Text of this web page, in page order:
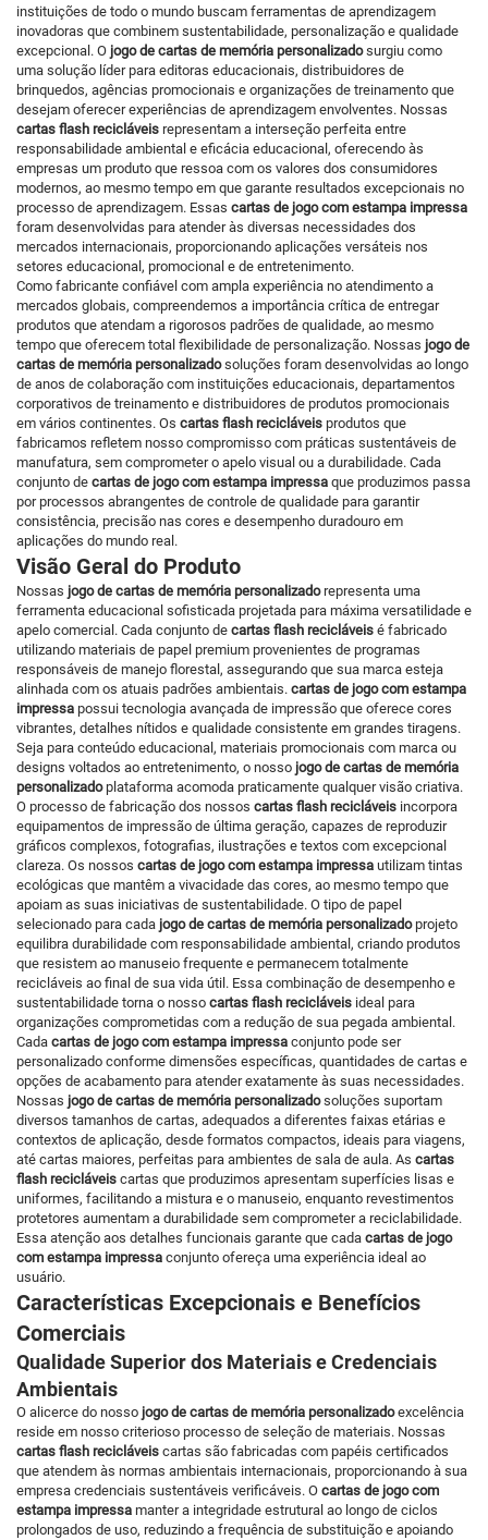
instituições de todo o mundo buscam ferramentas de aprendizagem
inovadoras que combinem sustentabilidade, personalização e qualidade
excepcional. O jogo de cartas de memória personalizadosurgiu como
uma solução líder para editoras educacionais, distribuidores de
brinquedos, agências promocionais e organizações de treinamento que
desejam oferecer experiências de aprendizagem envolventes. Nossas
cartas flash recicláveis representam a interseção perfeita entre
responsabilidade ambiental e eficácia educacional, oferecendo às
empresas um produto que ressoa com os valores dos consumidores
modernos, ao mesmo tempo em que garante resultados excepcionais no
processo de aprendizagem. Essas cartas de jogo com estampa impressa
foram desenvolvidas para atender às diversas necessidades dos
mercados internacionais, proporcionando aplicações versáteis nos
setores educacional, promocional e de entretenimento.
Como fabricante confiável com ampla experiência no atendimento a
mercados globais, compreendemos a importância crítica de entregar
produtos que atendam a rigorosos padrões de qualidade, ao mesmo
tempo que oferecem total flexibilidade de personalização. Nossas jogo de
cartas de memória personalizadosoluções foram desenvolvidas ao longo
de anos de colaboração com instituições educacionais, departamentos
corporativos de treinamento e distribuidores de produtos promocionais
em vários continentes. Os cartas flash recicláveis produtos que
fabricamos refletem nosso compromisso com práticas sustentáveis de
manufatura, sem comprometer o apelo visual ou a durabilidade. Cada
conjunto de cartas de jogo com estampa impressa que produzimos passa
por processos abrangentes de controle de qualidade para garantir
consistência, precisão nas cores e desempenho duradouro em
aplicações do mundo real.
Visão Geral do Produto
Nossas jogo de cartas de memória personalizado representa uma
ferramenta educacional sofisticada projetada para máxima versatilidade e
apelo comercial. Cada conjunto de cartas flash recicláveis é fabricado
utilizando materiais de papel premium provenientes de programas
responsáveis de manejo florestal, assegurando que sua marca esteja
alinhada com os atuais padrões ambientais. cartas de jogo com estampa
impressa possui tecnologia avançada de impressão que oferece cores
vibrantes, detalhes nítidos e qualidade consistente em grandes tiragens.
Seja para conteúdo educacional, materiais promocionais com marca ou
designs voltados ao entretenimento, o nosso jogo de cartas de memória
personalizado plataforma acomoda praticamente qualquer visão criativa.
O processo de fabricação dos nossos cartas flash recicláveis incorpora
equipamentos de impressão de última geração, capazes de reproduzir
gráficos complexos, fotografias, ilustrações e textos com excepcional
clareza. Os nossos cartas de jogo com estampa impressa utilizam tintas
ecológicas que mantêm a vivacidade das cores, ao mesmo tempo que
apoiam as suas iniciativas de sustentabilidade. O tipo de papel
selecionado para cada jogo de cartas de memória personalizado projeto
equilibra durabilidade com responsabilidade ambiental, criando produtos
que resistem ao manuseio frequente e permanecem totalmente
recicláveis ao final de sua vida útil. Essa combinação de desempenho e
sustentabilidade torna o nosso cartas flash recicláveis ideal para
organizações comprometidas com a redução de sua pegada ambiental.
Cada cartas de jogo com estampa impressa conjunto pode ser
personalizado conforme dimensões específicas, quantidades de cartas e
opções de acabamento para atender exatamente às suas necessidades.
Nossas jogo de cartas de memória personalizadosoluções suportam
diversos tamanhos de cartas, adequados a diferentes faixas etárias e
contextos de aplicação, desde formatos compactos, ideais para viagens,
até cartas maiores, perfeitas para ambientes de sala de aula. As cartas
flash recicláveis cartas que produzimos apresentam superfícies lisas e
uniformes, facilitando a mistura e o manuseio, enquanto revestimentos
protetores aumentam a durabilidade sem comprometer a reciclabilidade.
Essa atenção aos detalhes funcionais garante que cada cartas de jogo
com estampa impressa conjunto ofereça uma experiência ideal ao
usuário.
Características Excepcionais e Benefícios
Comerciais
Qualidade Superior dos Materiais e Credenciais
Ambientais
O alicerce do nosso jogo de cartas de memória personalizadoexcelência
reside em nosso criterioso processo de seleção de materiais. Nossas
cartas flash recicláveis cartas são fabricadas com papéis certificados
que atendem às normas ambientais internacionais, proporcionando à sua
empresa credenciais sustentáveis verificáveis. O cartas de jogo com
estampa impressa manter a integridade estrutural ao longo de ciclos
prolongados de uso, reduzindo a frequência de substituição e apoiando